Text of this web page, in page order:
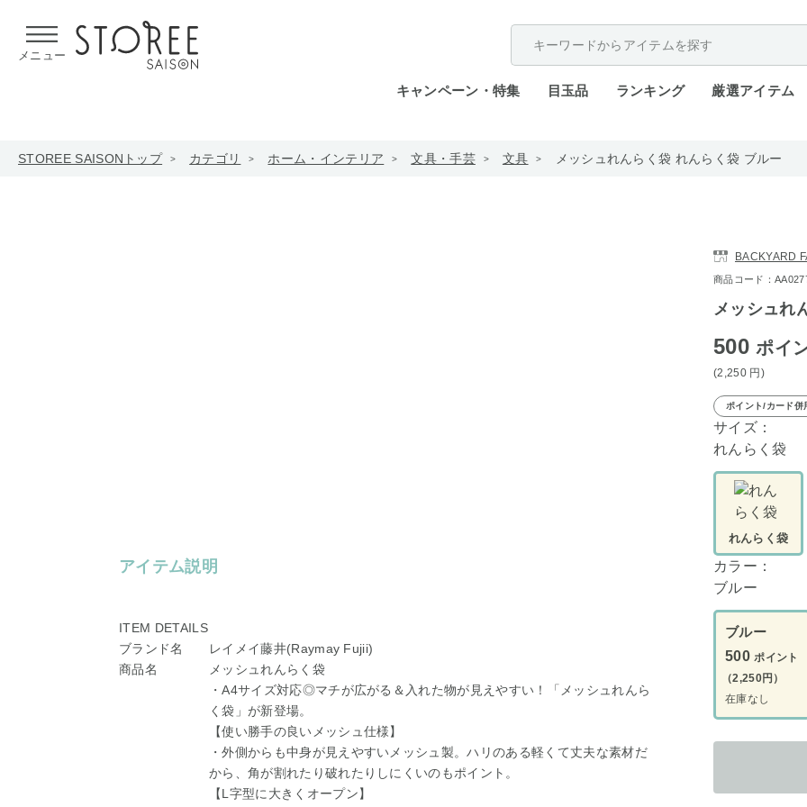
メニュー
キャンペーン・特集 目玉品 ランキング 厳選アイテム
STOREE SAISONトップ カテゴリ ホーム・インテリア 文具・手芸 文具 メッシュれんらく袋 れんらく袋 ブルー
アイテム説明
ITEM DETAILS
ブランド名
レイメイ藤井(Raymay Fujii)
商品名
メッシュれんらく袋
・A4サイズ対応◎マチが広がる＆入れた物が見えやすい！「メッシュれんら
く袋」が新登場。
【使い勝手の良いメッシュ仕様】
・外側からも中身が見えやすいメッシュ製。ハリのある軽くて丈夫な素材だ
から、角が割れたり破れたりしにくいのもポイント。
【L字型に大きくオープン】
BACKYARD
商品コード：
メッシュれ
500ポイ
(2,250 円 )
ポイント/カード併
サイズ：
れんらく袋
れんらく袋
カラー：
ブルー
ブルー
500 ポイント
（2,250円）
在庫なし